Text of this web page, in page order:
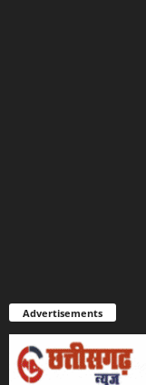
Advertisements